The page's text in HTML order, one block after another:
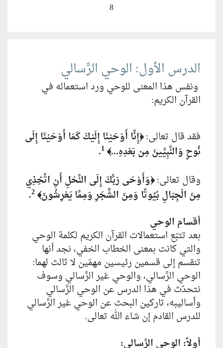
8
الدرس الأول: الوحي الرِّسالي
ونفس هذا المعنى للوحي ورد استعماله في
القرآن الكريم:
فقد قال تعالى:﴿إِنَّا أَوْحَيْنَا إِلَيْكَ كَمَا أَوْحَيْنَا إِلَى
نُوحٍ وَالنَّبِيِّينَ مِن بَعْدِهِ...﴾ 1
.
وقال تعالى:﴿وَأَوْحَى رَبُّكَ إِلَى النَّحْلِ أَنِ اتَّخِذِي
مِنَ الْجِبَالِ بُيُوتًا وَمِنَ الشَّجَرِ وَمِمَّا يَعْرِشُونَ﴾ 2
.
أقسام الوحي
بعد تتبّع استعمالات القرآن الكريم لكلمة الوحي
والتي كانت بمعنى الخطاب الخفي، نجد أنها
تنقسم إلى قسمين رئيسين مهمّين لا ثالث لهما:
الوحي الرِّسالي، والوحي غير الرِّسالي وسوف
نتحدّث في هذا الدرس عن الوحي الرِّسالي
وأساليبه، تاركين البحث عن الوحي غير الرِّسالي
للدرس القادم إن شاء الله تعالى.
أولاً: الوحي الرِّسالي: